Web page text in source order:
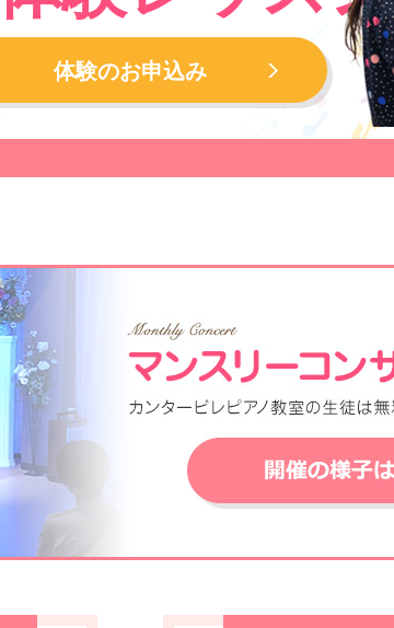
体験のお申込み